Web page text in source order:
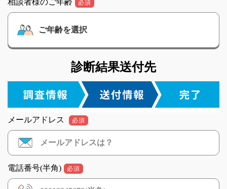
必須
診断結果送付先
メールアドレス 必須
電話番号(半角) 必須